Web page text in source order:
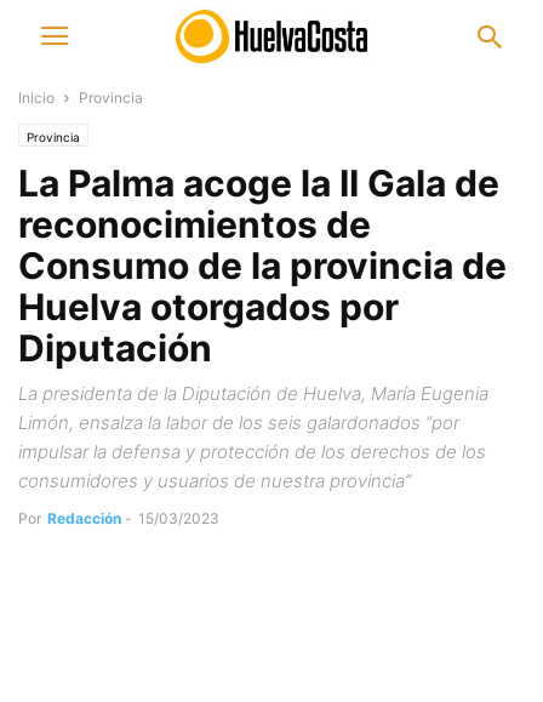
Inicio Provincia
Provincia
La Palma acoge la II Gala de
reconocimientos de
Consumo de la provincia de
Huelva otorgados por
Diputación
La presidenta de la Diputación de Huelva, María Eugenia
Limón, ensalza la labor de los seis galardonados “por
impulsar la defensa y protección de los derechos de los
consumidores y usuarios de nuestra provincia”
Por Redacción - 15/03/2023